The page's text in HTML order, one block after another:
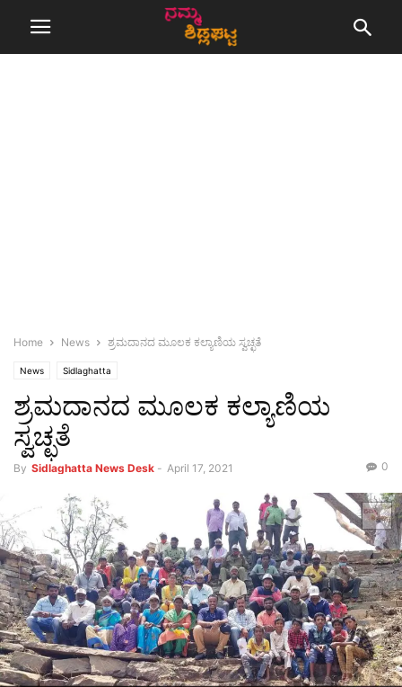
Home News ಶ್ರಮದಾನದ ಮೂಲಕ ಕಲ್ಯಾಣಿಯ ಸ್ವಚ್ಛತೆ
News Sidlaghatta
ಶ್ರಮದಾನದ ಮೂಲಕ ಕಲ್ಯಾಣಿಯ
ಸ್ವಚ್ಛತೆ
By Sidlaghatta News Desk - April 17, 2021 0